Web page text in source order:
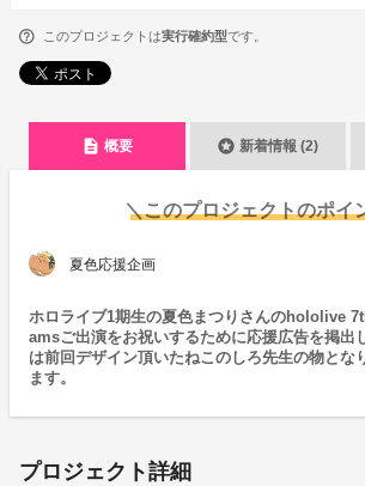
このプロジェクトは実行確約型です。
description 概要 stars 新着情報 (2)
＼このプロジェクトのポイ
夏色応援企画
ホロライブ1期生の夏色まつりさんのhololive
amsご出演をお祝いするために応援広告を掲出
は前回デザイン頂いたねこのしろ先生の物とな
ます。
プロジェクト詳細